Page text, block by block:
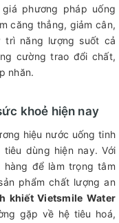
phương pháp uống
căng thẳng, giảm cân,
trì năng lượng suốt cả
cường trao đổi chất,
nhăn.
khoẻ hiện nay
hiệu nước uống tinh
dùng hiện nay. Với
để làm trọng tâm
phẩm chất lượng an
khiết Vietsmile Water
gặp về hệ tiêu hoá,